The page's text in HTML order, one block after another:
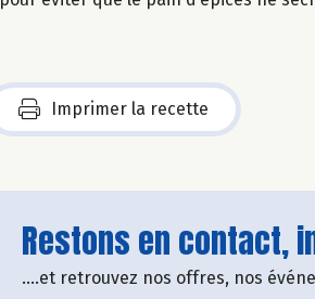
Imprimer la recette
Restons en contact,
....et retrouvez nos offres, nos